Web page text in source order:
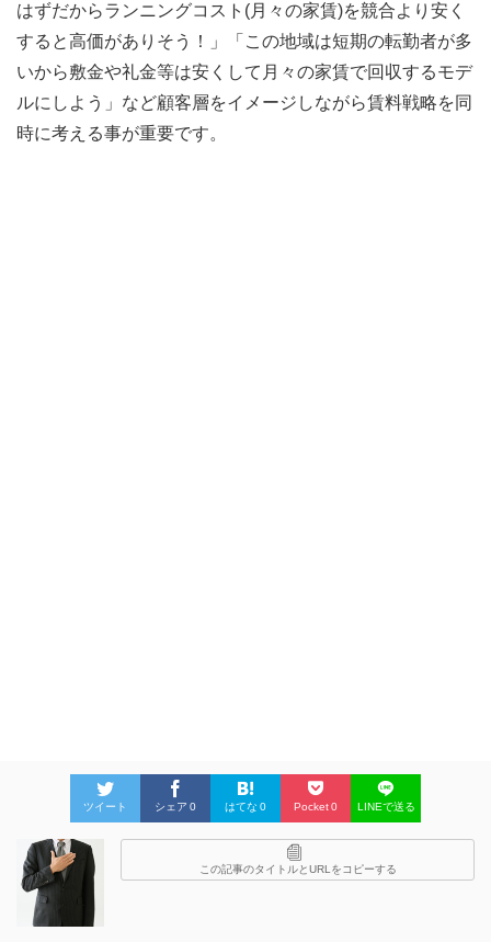
はずだからランニングコスト(月々の家賃)を競合より安く
すると高価がありそう！」「この地域は短期の転勤者が多
いから敷金や礼金等は安くして月々の家賃で回収するモデ
ルにしよう」など顧客層をイメージしながら賃料戦略を同
時に考える事が重要です。
ツイート シェア 0 はてな 0 Pocket0 LINEで送る
この記事のタイトルとURLをコピーする